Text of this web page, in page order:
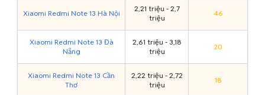
Xiaomi Redmi Note 13 Hà Nội
2,21 triệu - 2,7
triệu
46
Xiaomi Redmi Note 13 Đà
Nẵng
2,61 triệu - 3,18
triệu
20
Xiaomi Redmi Note 13 Cần
Thơ
2,22 triệu - 2,72
triệu
18